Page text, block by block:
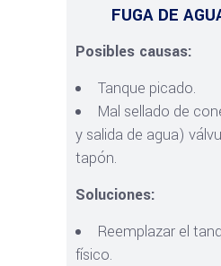
FUGA DE
Posibles causas:
Tanque picado.
Mal sellado de
y salida de agua)
tapón.
Soluciones:
Reemplazar el
físico.